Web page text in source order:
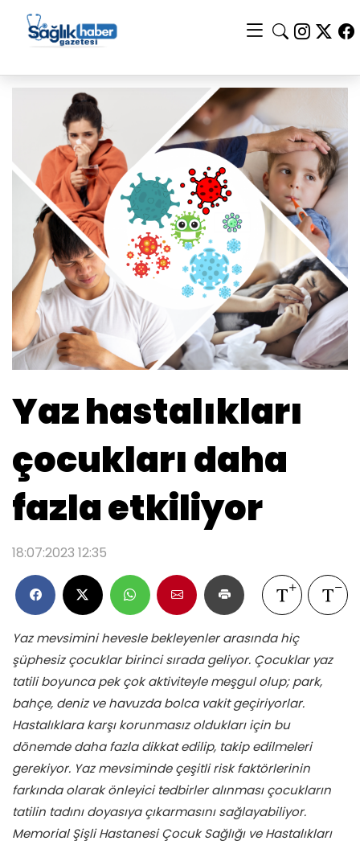
Yaz hastalıkları
çocukları daha
fazla etkiliyor
18:07:2023 12:35
Yaz mevsimini hevesle bekleyenler arasında hiç
şüphesiz çocuklar birinci sırada geliyor. Çocuklar yaz
tatili boyunca pek çok aktiviteyle meşgul olup; park,
bahçe, deniz ve havuzda bolca vakit geçiriyorlar.
Hastalıklara karşı korunmasız oldukları için bu
dönemde daha fazla dikkat edilip, takip edilmeleri
gerekiyor. Yaz mevsiminde çeşitli risk faktörlerinin
farkında olarak önleyici tedbirler alınması çocukların
tatilin tadını doyasıya çıkarmasını sağlayabiliyor.
Memorial Şişli Hastanesi Çocuk Sağlığı ve Hastalıkları